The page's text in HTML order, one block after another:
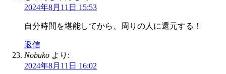
2024年8月11日 15:53
自分時間を堪能してから、周りの人に還元する！
返信
Nobuko より:
2024年8月11日 16:02